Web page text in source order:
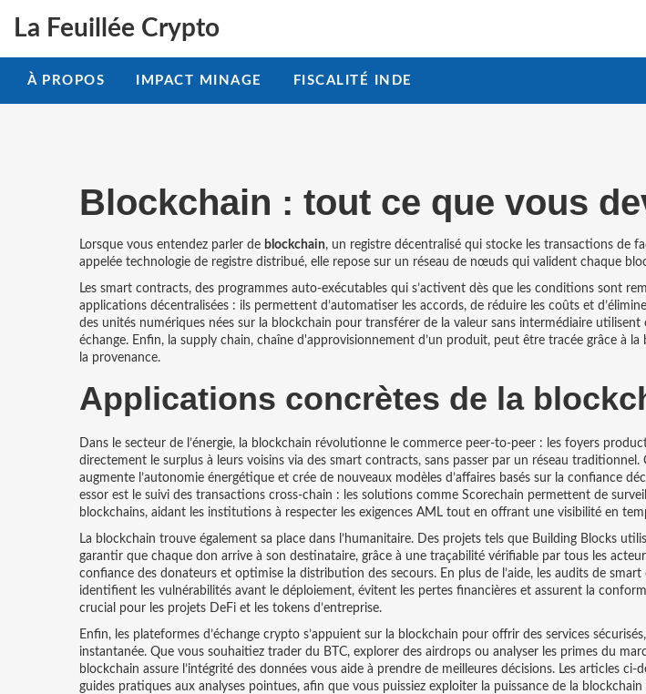
La Feuillée Crypto
À PROPOS IMPACT MINAGE FISCALITÉ INDE
Blockchain : tout ce que vous
Lorsque vous entendez parler de blockchain, un registre décentralisé qui stocke les transactions de
appelée technologie de registre distribué, elle repose sur un réseau de nœuds qui valident chaque
Les smart contracts, des programmes auto‑exécutables qui s’activent dès que les conditions sont
applications décentralisées : ils permettent d’automatiser les accords, de réduire les coûts et
des unités numériques nées sur la blockchain pour transférer de la valeur sans intermédiaire utilisent
échange. Enfin, la supply chain, chaîne d'approvisionnement d’un produit, peut être tracée grâce à
la provenance.
Applications concrètes de la
Dans le secteur de l’énergie, la blockchain révolutionne le commerce peer‑to‑peer : les foyers
directement le surplus à leurs voisins via des smart contracts, sans passer par un réseau
augmente l’autonomie énergétique et crée de nouveaux modèles d’affaires basés sur la confiance
essor est le suivi des transactions cross‑chain : les solutions comme Scorechain permettent de
blockchains, aidant les institutions à respecter les exigences AML tout en offrant une visibilité en
La blockchain trouve également sa place dans l’humanitaire. Des projets tels que Building Blocks
garantir que chaque don arrive à son destinataire, grâce à une traçabilité vérifiable par tous les
confiance des donateurs et optimise la distribution des secours. En plus de l’aide, les audits de
identifient les vulnérabilités avant le déploiement, évitent les pertes financières et assurent la
crucial pour les projets DeFi et les tokens d’entreprise.
Enfin, les plateformes d’échange crypto s’appuient sur la blockchain pour offrir des services
instantanée. Que vous souhaitiez trader du BTC, explorer des airdrops ou analyser les primes du
blockchain assure l’intégrité des données vous aide à prendre de meilleures décisions. Les articles
guides pratiques aux analyses pointues, afin que vous puissiez exploiter la puissance de la